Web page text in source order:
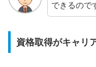
できるので
資格取得がキャリ